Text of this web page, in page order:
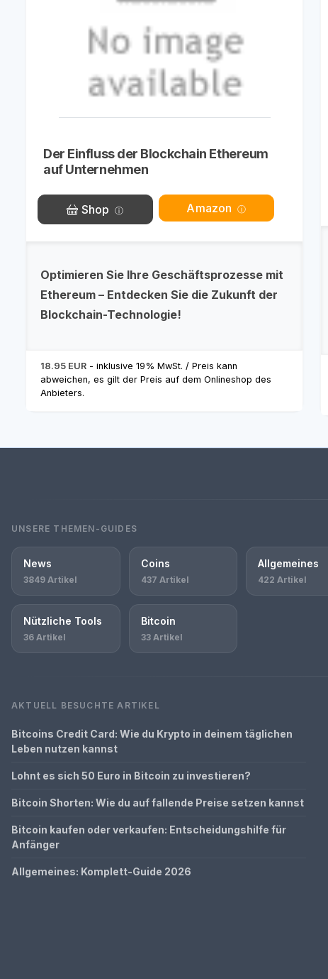
Der Einfluss der Blockchain Ethereum
auf Unternehmen
Shop Amazon
Optimieren Sie Ihre Geschäftsprozesse mit
Ethereum – Entdecken Sie die Zukunft der
Blockchain-Technologie!
18.95 EUR - inklusive 19% MwSt. / Preis kann
abweichen, es gilt der Preis auf dem Onlineshop des
Anbieters.
UNSERE THEMEN-GUIDES
News
3849 Artikel
Coins
437 Artikel
Allgemeines
422 Artikel
Nützliche Tools
36 Artikel
Bitcoin
33 Artikel
AKTUELL BESUCHTE ARTIKEL
Bitcoins Credit Card: Wie du Krypto in deinem täglichen
Leben nutzen kannst
Lohnt es sich 50 Euro in Bitcoin zu investieren?
Bitcoin Shorten: Wie du auf fallende Preise setzen kannst
Bitcoin kaufen oder verkaufen: Entscheidungshilfe für
Anfänger
Allgemeines: Komplett-Guide 2026